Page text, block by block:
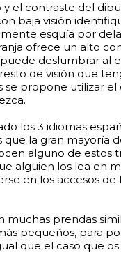
el contraste del
baja visión
esquía por
ofrece un alto
deslumbrar al
de visión que
se propone utilizar
los 3 idiomas
que la gran mayoría
alguno de estos
alguien los lea en
en los accesos de
muchas prendas
pequeños, para
que el caso que